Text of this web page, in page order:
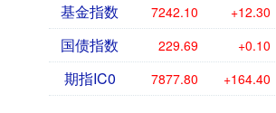
基金指数 7242.10 +12.30
国债指数 229.69 +0.10
期指IC0 7877.80 +164.40